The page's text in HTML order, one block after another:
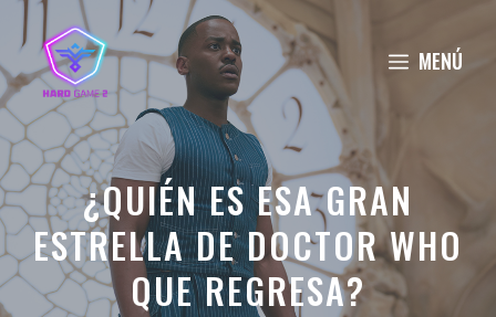
Saltar
contenido
MENÚ
¿QUIÉN ES ESA GRAN
ESTRELLA DE DOCTOR WHO
QUE REGRESA?